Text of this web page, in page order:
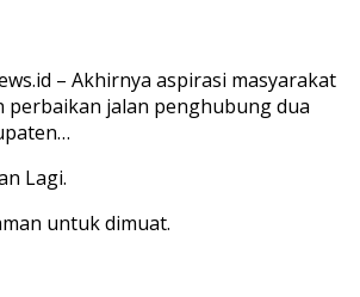
– Akhirnya aspirasi masyarakat
jalan penghubung dua
Lagi.
untuk dimuat.